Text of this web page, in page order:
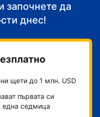
започнете да
днес!
щети до 1 млн. USD
първата си
една седмица